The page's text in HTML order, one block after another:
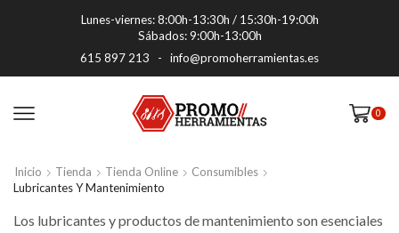
Lunes-viernes: 8:00h-13:30h / 15:30h-19:00h
Sábados: 9:00h-13:00h
615 897 213 - info@promoherramientas.es
0
Inicio Tienda Tienda Online
Consumibles
Lubricantes Y Mantenimiento
Los lubricantes y productos de mantenimiento son esenciales